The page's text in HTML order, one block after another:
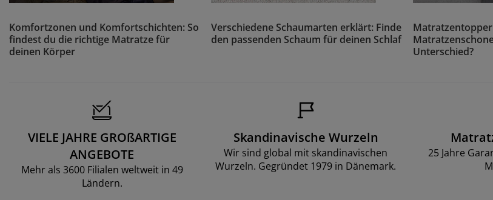
Komfortzonen und Komfortschichten: So
findest du die richtige Matratze für
deinen Körper
Verschiedene Schaumarten erklärt: Finde
den passenden Schaum für deinen Schlaf
Unterschied?
VIELE JAHRE GROßARTIGE
ANGEBOTE
Mehr als 3600 Filialen weltweit in 49
Ländern.
Skandinavische Wurzeln
Wir sind global mit skandinavischen
Wurzeln. Gegründet 1979 in Dänemark.
25 Jahre